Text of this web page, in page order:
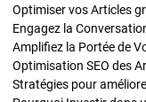
Optimiser vos Articles
Engagez la
Amplifiez la Portée de